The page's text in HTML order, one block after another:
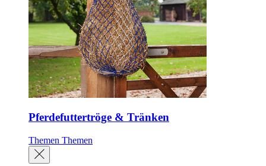
Pferdefuttertröge & Tränken
Themen Themen